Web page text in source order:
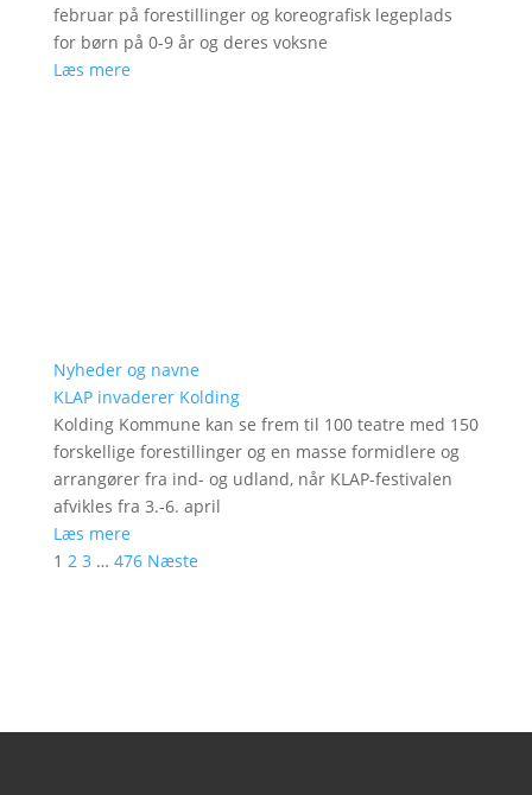
februar på forestillinger og koreografisk legeplads
for børn på 0-9 år og deres voksne
Læs mere
Nyheder og navne
KLAP invaderer Kolding
Kolding Kommune kan se frem til 100 teatre med 150
forskellige forestillinger og en masse formidlere og
arrangører fra ind- og udland, når KLAP-festivalen
afvikles fra 3.-6. april
Læs mere
1 2 3 … 476 Næste